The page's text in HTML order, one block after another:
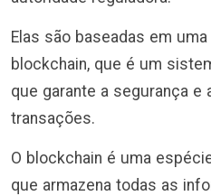
Elas são baseadas em
blockchain, que é um
que garante a segurança e
transações.
O blockchain é uma
que armazena todas as